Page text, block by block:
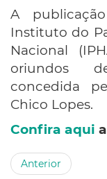
A
Instituto do
Nacional
oriundos
concedida
Chico Lopes.
Confira aqui
Anterior